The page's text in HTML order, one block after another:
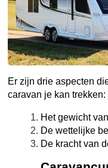
Er zijn drie aspecten
caravan je kan trekken:
Het gewicht
De wettelijke
De kracht van